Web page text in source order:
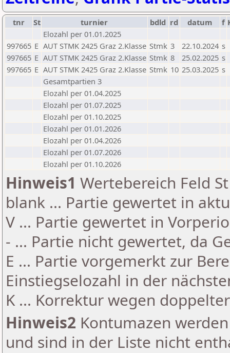
tnr St turnier bdld rd datum f
Elozahl per 01.01.2025
997665 E AUT STMK 2425 Graz 2.Klasse Stmk 3 22.10.2024 s
997665 E AUT STMK 2425 Graz 2.Klasse Stmk 8 25.02.2025 s
997665 E AUT STMK 2425 Graz 2.Klasse Stmk 10 25.03.2025 s
Gesamtpartien 3
Elozahl per 01.04.2025
Elozahl per 01.07.2025
Elozahl per 01.10.2025
Elozahl per 01.01.2026
Elozahl per 01.04.2026
Elozahl per 01.07.2026
Elozahl per 01.10.2026
Hinweis1 Wertebereich Feld
blank ... Partie gewertet in
V ... Partie gewertet in
- ... Partie nicht gewertet, da
E ... Partie vorgemerkt zur
Einstiegselozahl in der
K ... Korrektur wegen
Hinweis2 Kontumazen
und sind in der Liste nicht